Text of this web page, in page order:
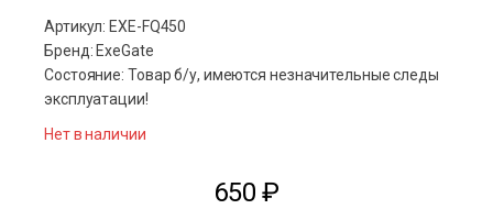
Артикул: EXE-FQ450
Бренд: ExeGate
Состояние: Товар б/у, имеются незначительные следы
эксплуатации!
Нет в наличии
650₽